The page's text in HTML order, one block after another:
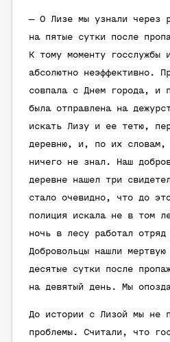
— О Лизе мы узнали через
на пятые сутки после
К тому моменту госслужбы
абсолютно неэффективно.
совпала с Днем города, и
была отправлена на
искать Лизу и ее тетю,
деревню, и, по их словам,
ничего не знал. Наш
деревне нашел три
стало очевидно, что до
полиция искала не в том
ночь в лесу работал
Добровольцы нашли
десятые сутки после
на девятый день. Мы
До истории с Лизой мы не
проблемы. Считали, что